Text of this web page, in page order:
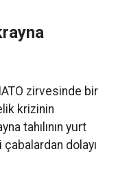
zirvesinde bir
krizinin
tahılının yurt
çabalardan dolayı